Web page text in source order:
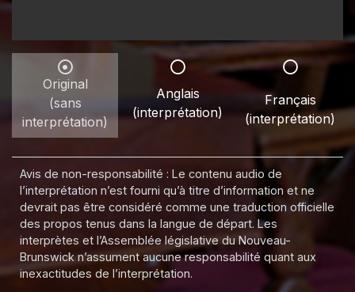
Original
(sans
interprétation)
Anglais
(interprétation)
Français
(interprétation)
Avis de non-responsabilité : Le contenu audio de
l’interprétation n’est fourni qu’à titre d’information et ne
devrait pas être considéré comme une traduction officielle
des propos tenus dans la langue de départ. Les
interprètes et l’Assemblée législative du Nouveau-
Brunswick n’assument aucune responsabilité quant aux
inexactitudes de l’interprétation.